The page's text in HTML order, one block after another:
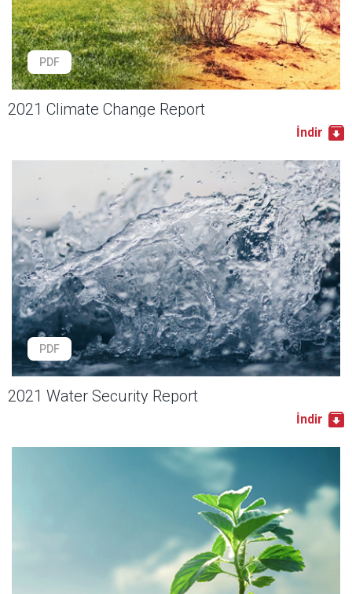
PDF
2021 Climate Change Report
İndir
PDF
2021 Water Security Report
İndir